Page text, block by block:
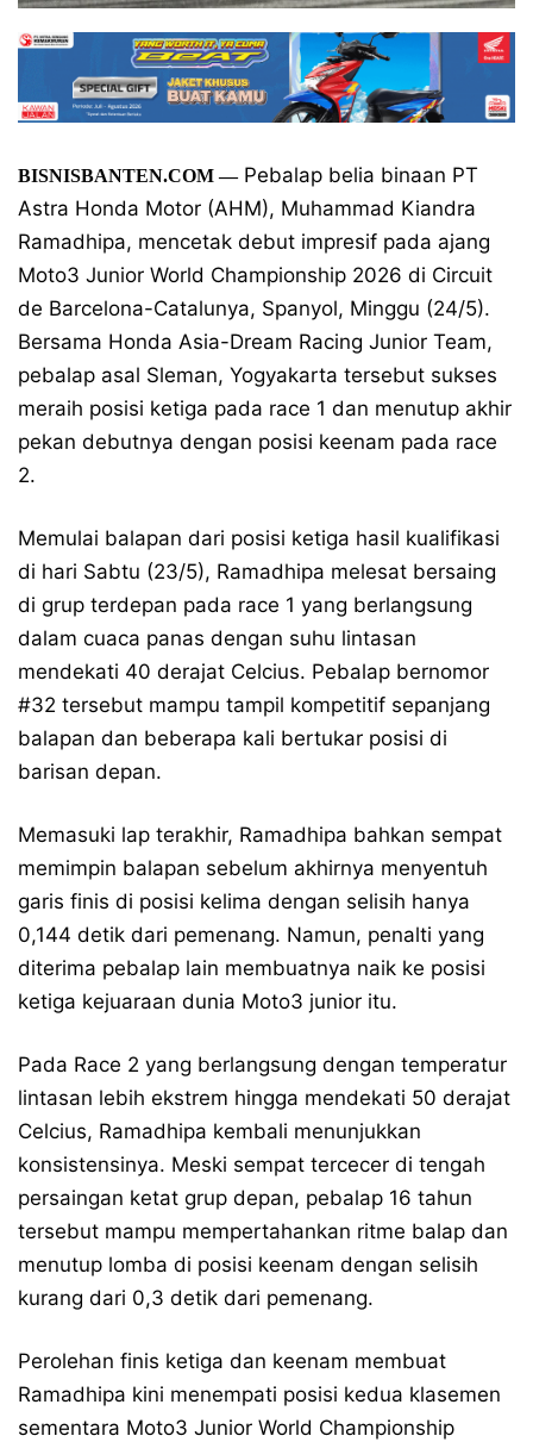
BISNISBANTEN.COM—Pebalap belia binaan PT
Astra Honda Motor (AHM), Muhammad Kiandra
Ramadhipa, mencetak debut impresif pada ajang
Moto3 Junior World Championship 2026 di Circuit
de Barcelona-Catalunya, Spanyol, Minggu (24/5).
Bersama Honda Asia-Dream Racing Junior Team,
pebalap asal Sleman, Yogyakarta tersebut sukses
meraih posisi ketiga pada race 1 dan menutup akhir
pekan debutnya dengan posisi keenam pada race
2.
Memulai balapan dari posisi ketiga hasil kualifikasi
di hari Sabtu (23/5), Ramadhipa melesat bersaing
di grup terdepan pada race 1 yang berlangsung
dalam cuaca panas dengan suhu lintasan
mendekati 40 derajat Celcius. Pebalap bernomor
#32 tersebut mampu tampil kompetitif sepanjang
balapan dan beberapa kali bertukar posisi di
barisan depan.
Memasuki lap terakhir, Ramadhipa bahkan sempat
memimpin balapan sebelum akhirnya menyentuh
garis finis di posisi kelima dengan selisih hanya
0,144 detik dari pemenang. Namun, penalti yang
diterima pebalap lain membuatnya naik ke posisi
ketiga kejuaraan dunia Moto3 junior itu.
Pada Race 2 yang berlangsung dengan temperatur
lintasan lebih ekstrem hingga mendekati 50 derajat
Celcius, Ramadhipa kembali menunjukkan
konsistensinya. Meski sempat tercecer di tengah
persaingan ketat grup depan, pebalap 16 tahun
tersebut mampu mempertahankan ritme balap dan
menutup lomba di posisi keenam dengan selisih
kurang dari 0,3 detik dari pemenang.
Perolehan finis ketiga dan keenam membuat
Ramadhipa kini menempati posisi kedua klasemen
sementara Moto3 Junior World Championship